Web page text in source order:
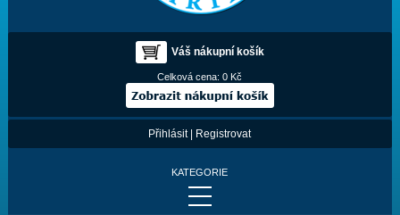
Váš nákupní košík
Celková cena:0 Kč
Přihlásit| Registrovat
KATEGORIE